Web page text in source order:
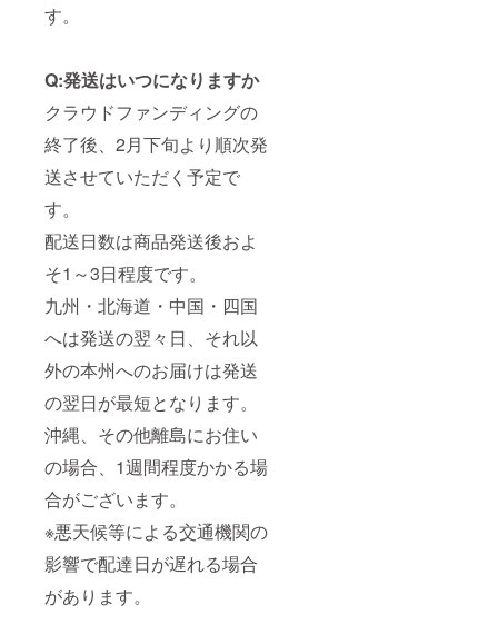
す。
Q:発送はいつになりますか
クラウドファンディングの
終了後、2月下旬より順次発
送させていただく予定で
す。
配送日数は商品発送後およ
そ1～3日程度です。
九州・北海道・中国・四国
へは発送の翌々日、それ以
外の本州へのお届けは発送
の翌日が最短となります。
沖縄、その他離島にお住い
の場合、1週間程度かかる場
合がございます。
※悪天候等による交通機関の
影響で配達日が遅れる場合
があります。